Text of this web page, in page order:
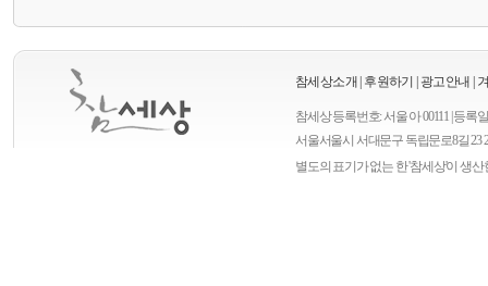
참세상소개 후원하기 광고안내
참세상 등록번호: 서울 아 00111 | 등록
서울서울시 서대문구 독립문로8길 23
별도의 표기가 없는 한 '참세상'이 생